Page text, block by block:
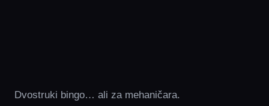
Dvostruki bingo… ali za mehaničara.